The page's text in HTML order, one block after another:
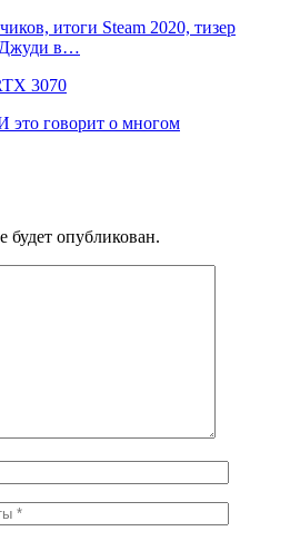
итоги Steam 2020, тизер
Джуди в…
3070
это говорит о многом
будет опубликован.